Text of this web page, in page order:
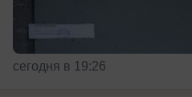
сегодня в 19:26